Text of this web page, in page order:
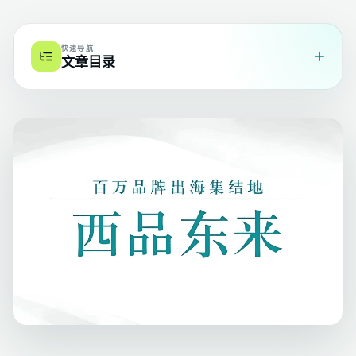
快速导航
文章目录 +